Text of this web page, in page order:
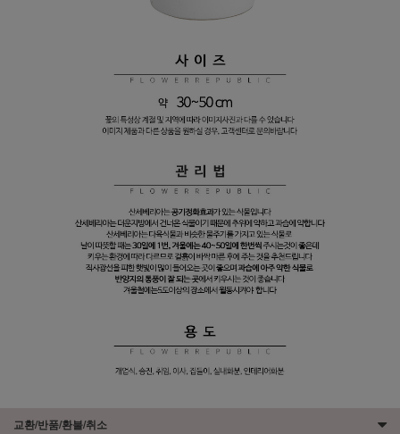
교환/반품/환불/취소